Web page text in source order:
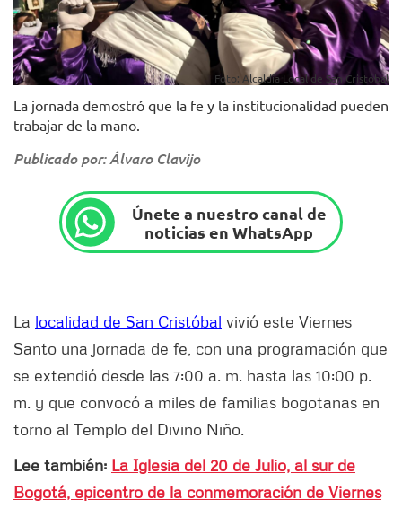
Foto: Alcaldía Local de San Cristóbal
La jornada demostró que la fe y la institucionalidad pueden
trabajar de la mano.
Publicado por: Álvaro Clavijo
Únete a nuestro canal de
noticias en WhatsApp
La localidad de San Cristóbal vivió este Viernes
Santo una jornada de fe, con una programación que
se extendió desde las 7:00 a. m. hasta las 10:00 p.
m. y que convocó a miles de familias bogotanas en
torno al Templo del Divino Niño.
Lee también: La Iglesia del 20 de Julio, al sur de
Bogotá, epicentro de la conmemoración de Viernes